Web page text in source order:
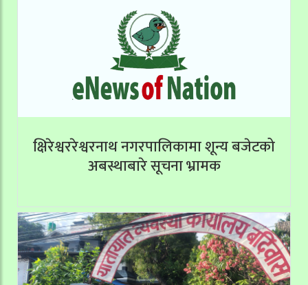
क्षिरेश्वररेश्वरनाथ नगरपालिकामा शून्य बजेटको
अबस्थाबारे सूचना भ्रामक